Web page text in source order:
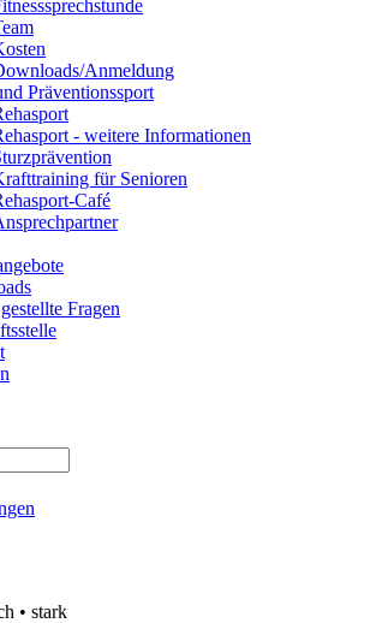
Anmeldung
Präventionssport
- weitere Informationen
für Senioren
Café
Fragen
• stark